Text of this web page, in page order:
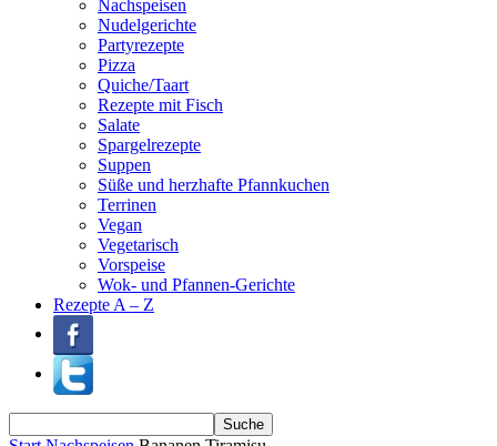
Nachspeisen
Nudelgerichte
Partyrezepte
Pizza
Quiche/Taart
Rezepte mit Fisch
Salate
Spargelrezepte
Suppen
Süße und herzhafte Pfannkuchen
Terrinen
Vegan
Vegetarisch
Vorspeise
Wok- und Pfannen-Gerichte
Rezepte A – Z